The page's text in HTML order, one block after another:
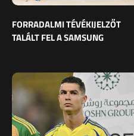
FORRADALMI TÉVÉKIJELZŐT
TALÁLT FEL A SAMSUNG